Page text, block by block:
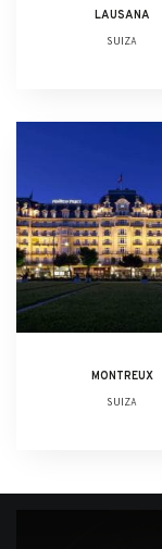
LAUSANA
SUIZA
MONTREUX
SUIZA